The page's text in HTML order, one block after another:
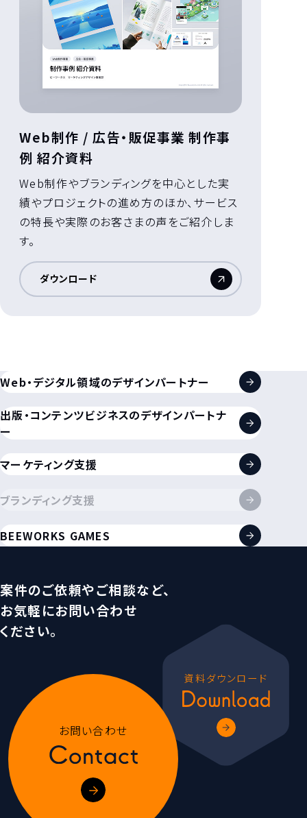
Web制作 / 広告・販促事業 制作事
例 紹介資料
Web制作やブランディングを中心とした実
績やプロジェクトの進め方のほか、サービス
の特長や実際のお客さまの声をご紹介しま
す。
ダウンロード
Web・デジタル領域のデザインパートナー
出版・コンテンツビジネスのデザインパートナ
ー
マーケティング支援
ブランディング支援
BEEWORKS GAMES
案件のご依頼やご相談など、
お気軽にお問い合わせ
ください。
お問い合わせ
資料ダウンロード